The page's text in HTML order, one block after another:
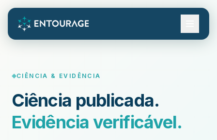
CIÊNCIA & EVIDÊNCIA
Ciência publicada.
Evidência verificável.